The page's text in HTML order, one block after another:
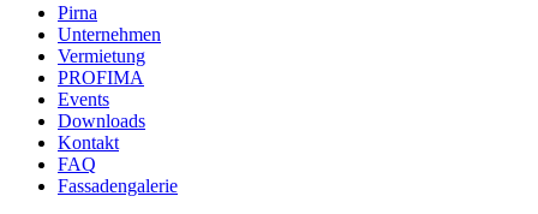
Pirna
Unternehmen
Vermietung
PROFIMA
Events
Downloads
Kontakt
FAQ
Fassadengalerie